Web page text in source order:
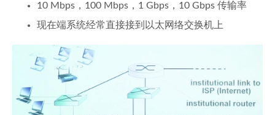
10 Mbps，100 Mbps，1 Gbps，10 Gbps 传输率
现在端系统经常直接接到以太网络交换机上